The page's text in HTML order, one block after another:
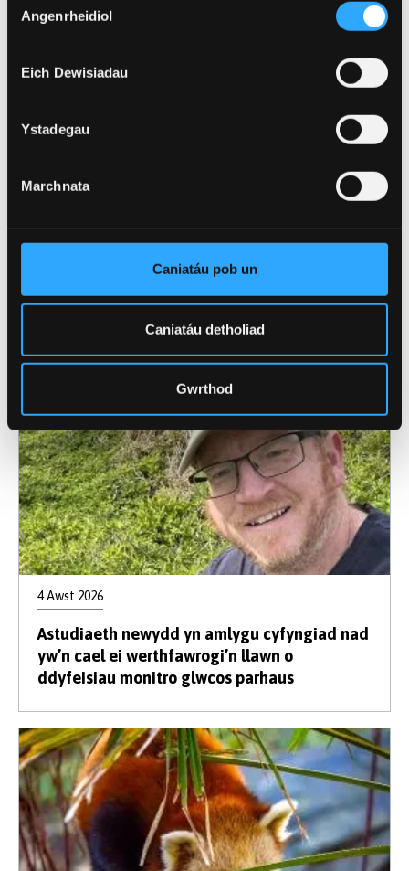
Caniatâd
Angenrheidiol
Eich Dewisiadau
Ystadegau
Marchnata
Caniatáu pob un
Caniatáu detholiad
Gwrthod
4 Awst 2026
ar gyfer Ymchwil i Esgyrn a Mwynau
4 Awst 2026
Astudiaeth newydd yn amlygu cyfyngiad nad
yw’n cael ei werthfawrogi’n llawn o
ddyfeisiau monitro glwcos parhaus